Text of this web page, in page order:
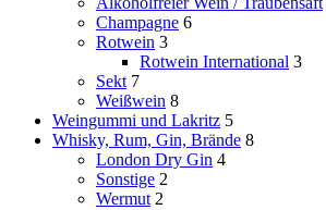
Champagne 6
Rotwein 3
Rotwein International 3
Sekt 7
Weißwein 8
Weingummi und Lakritz 5
Whisky, Rum, Gin, Brände 8
London Dry Gin 4
Sonstige 2
Wermut 2